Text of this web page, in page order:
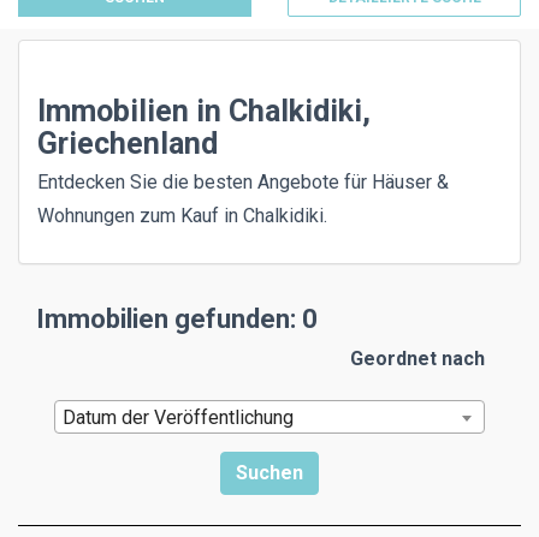
Immobilien in Chalkidiki,
Griechenland
Entdecken Sie die besten Angebote für Häuser &
Wohnungen zum Kauf in Chalkidiki.
Immobilien gefunden: 0
Geordnet nach
Datum der Veröffentlichung